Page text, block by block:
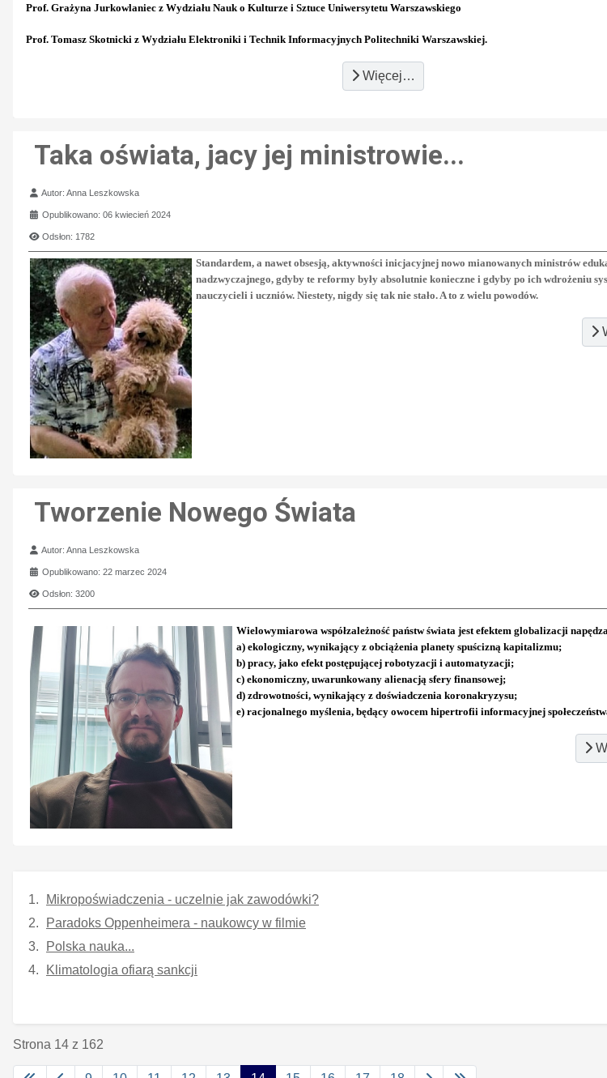
Prof. Grażyna Jurkowlaniec z Wydziału Nauk o Kulturze i Sztuce Uniwersytetu Warszawskiego
Prof. Tomasz Skotnicki z Wydziału Elektroniki i Technik Informacyjnych Politechniki Warszawskiej.
Więcej…
Taka oświata, jacy jej ministrowie...
Szczegóły
Autor:Anna Leszkowska
Opublikowano: 06 kwiecień 2024
Odsłon: 1782
Standardem, a nawet obsesją, aktywności inicjacyjnej nowo mianowanych ministrów
nadzwyczajnego, gdyby te reformy były absolutnie konieczne i gdyby po ich wdrożeniu
nauczycieli i uczniów. Niestety, nigdy się tak nie stało. A to z wielu powodów.
Tworzenie Nowego Świata
Szczegóły
Autor:Anna Leszkowska
Opublikowano: 22 marzec 2024
Odsłon: 3200
Wielowymiarowa współzależność państw świata jest efektem globalizacji
a) ekologiczny, wynikający z obciążenia planety spuścizną kapitalizmu;
b) pracy, jako efekt postępującej robotyzacji i automatyzacji;
c) ekonomiczny, uwarunkowany alienacją sfery finansowej;
d) zdrowotności, wynikający z doświadczenia koronakryzysu;
e) racjonalnego myślenia, będący owocem hipertrofii informacyjnej
Mikropoświadczenia - uczelnie jak zawodówki?
Paradoks Oppenheimera - naukowcy w filmie
Polska nauka...
Klimatologia ofiarą sankcji
Strona 14 z 162